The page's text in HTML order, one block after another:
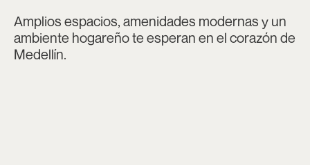
Amplios espacios, amenidades modernas y un
ambiente hogareño te esperan en el corazón de
Medellín.